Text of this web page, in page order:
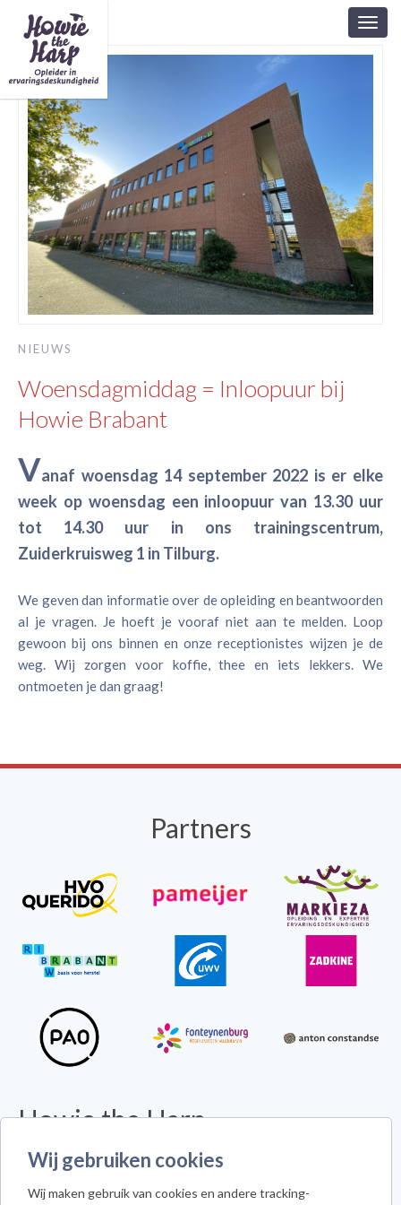
Wij gebruiken cookies
Wij maken gebruik van cookies en andere tracking-
NIEUWS
Woensdagmiddag = Inloopuur bij
Howie Brabant
Vanaf woensdag 14 september 2022 is er elke
week op woensdag een inloopuur van 13.30 uur
tot 14.30 uur in ons trainingscentrum,
Zuiderkruisweg 1 in Tilburg.
We geven dan informatie over de opleiding en beantwoorden
al je vragen. Je hoeft je vooraf niet aan te melden. Loop
gewoon bij ons binnen en onze receptionistes wijzen je de
weg. Wij zorgen voor koffie, thee en iets lekkers. We
ontmoeten je dan graag!
Partners
Howie the Harp
© 2026 - Alle rechten voorbehouden -Disclaimer
Cookie instellingen